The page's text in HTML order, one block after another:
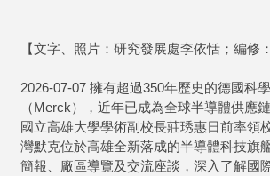
【文字、照片：研究發展處李依恬；編修
2026-07-07 擁有超過350年歷史的德國科
（Merck），近年已成為全球半導體供應
國立高雄大學學術副校長莊琇惠日前率領
灣默克位於高雄全新落成的半導體科技旗
簡報、廠區導覽及交流座談，深入了解國